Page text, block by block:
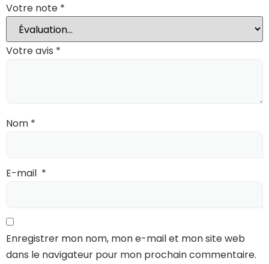
Votre note *
Votre avis *
Nom *
E-mail *
Enregistrer mon nom, mon e-mail et mon site web
dans le navigateur pour mon prochain commentaire.